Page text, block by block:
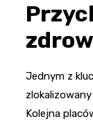
Jednym z
Kolejna